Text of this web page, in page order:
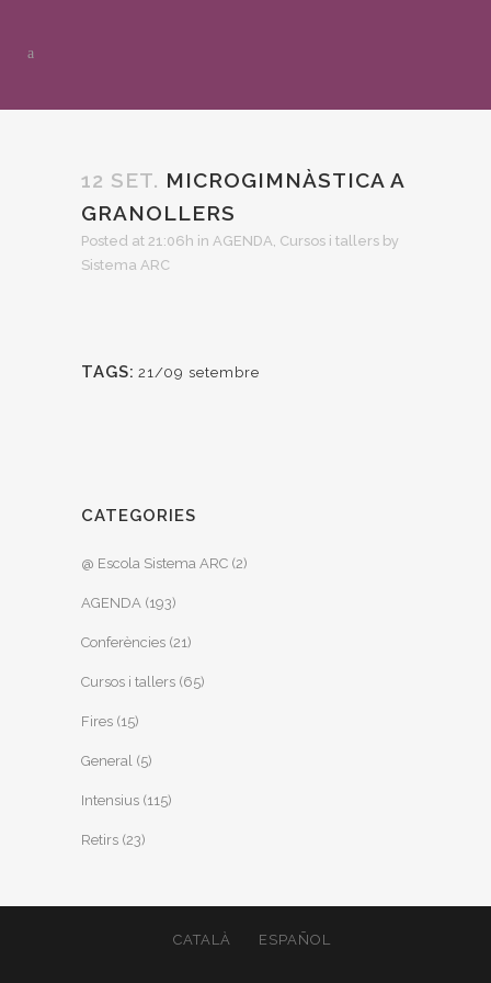
12 SET. MICROGIMNÀSTICA A
GRANOLLERS
Posted at 21:06h in AGENDA, Cursos i tallers by
Sistema ARC
TAGS: 21/09 setembre
CATEGORIES
@ Escola Sistema ARC (2)
AGENDA (193)
Conferències (21)
Cursos i tallers (65)
Fires (15)
General (5)
Intensius (115)
Retirs (23)
CATALÀ ESPAÑOL